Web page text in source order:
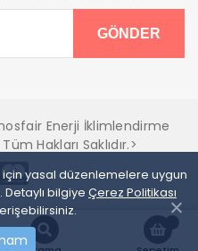
yasal düzenlemelere uygun
bilgiye Çerez Politikası
Enerji İklimlendirme
Hakları Saklıdır.>